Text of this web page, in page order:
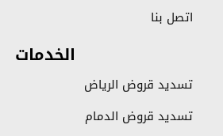
اتصل بنا
الخدمات
تسديد قروض الرياض
تسديد قروض الدمام